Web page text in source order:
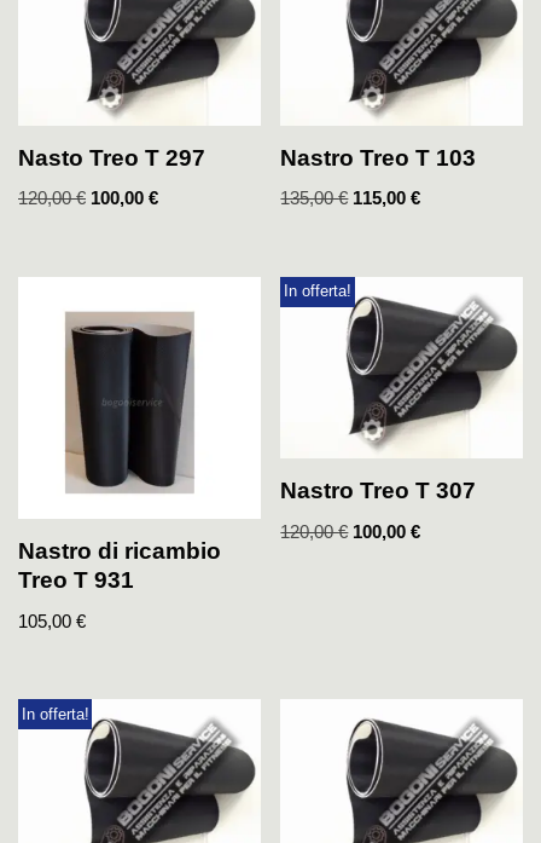
Nasto Treo T 297
120,00€ 100,00 €
Nastro Treo T 103
135,00€ 115,00€
Nastro di ricambio
Treo T 931
105,00 €
In offerta!
Nastro Treo T 307
120,00€ 100,00€
In offerta!